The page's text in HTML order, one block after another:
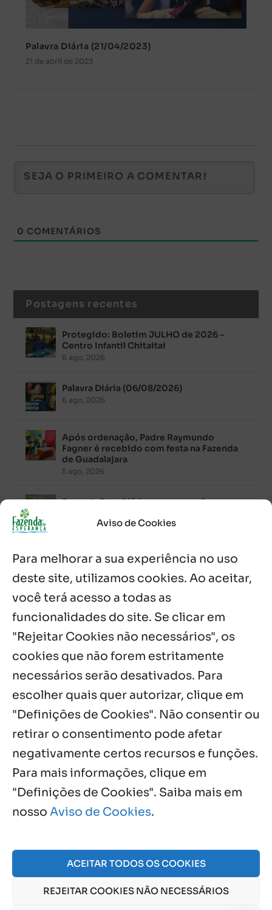
Aviso de Cookies
Para melhorar a sua experiência no uso
deste site, utilizamos cookies. Ao aceitar,
você terá acesso a todas as
funcionalidades do site. Se clicar em
"Rejeitar Cookies não necessários", os
cookies que não forem estritamente
necessários serão desativados. Para
escolher quais quer autorizar, clique em
"Definições de Cookies". Não consentir ou
retirar o consentimento pode afetar
negativamente certos recursos e funções.
Para mais informações, clique em
"Definições de Cookies". Saiba mais em
nosso Aviso de Cookies.
ACEITAR TODOS OS COOKIES
REJEITAR COOKIES NÃO NECESSÁRIOS
Palavra Diária (21/04/2023)
21 de abril de 2023
0 COMENTÁRIOS
Postagens recentes
Protegido: Boletim JULHO de 2026 –
Centro Infantil Chitaitai
6 ago, 2026
Palavra Diária (06/08/2026)
6 ago, 2026
Após ordenação, Padre Raymundo
Fagner é recebido com festa na Fazenda
de Guadalajara
5 ago, 2026
Fazenda Dom Mário comemora 5 anos
Cristóvão
Palavra Diária (05/08/2026)
5 ago, 2026
Palavra Diária (04/08/2026)
Notícias por Categoria
Agosto, 2026